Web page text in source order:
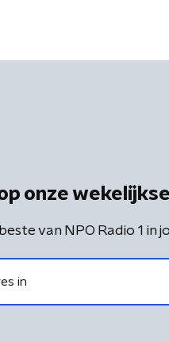
onze
van NPO Radio 1 in